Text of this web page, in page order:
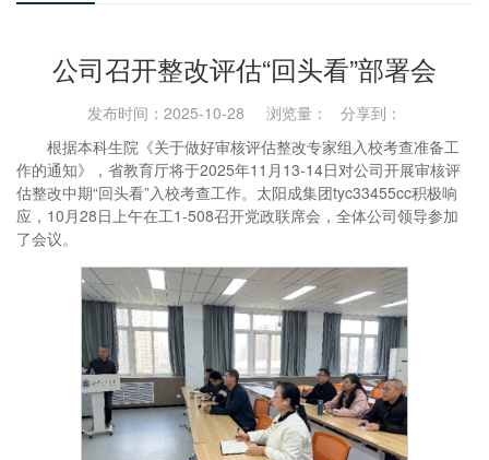
公司召开整改评估“回头看”部署会
发布时间：2025-10-28 浏览量：
分享到：
根据本科生院《关于做好审核评估整改专家组入校考查准备工
作的通知》，省教育厅将于2025年11月13-14日对公司开展审核评
估整改中期“回头看”入校考查工作。太阳成集团tyc33455cc积极响
应，10月28日上午在工1-508召开党政联席会，全体公司领导参加
了会议。